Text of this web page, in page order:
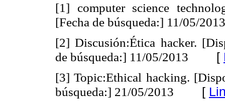
[1] computer science
[Fecha de búsqueda:] 11/05/2013
[2] Discusión:Ética hacker.
de búsqueda:] 11/05/2013 [
[3] Topic:Ethical hacking.
búsqueda:] 21/05/2013 [